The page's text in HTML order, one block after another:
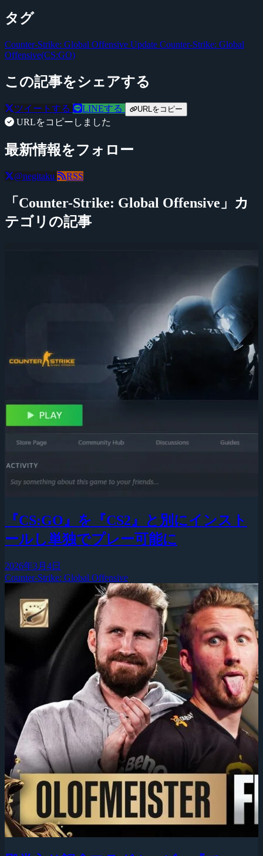
タグ
Counter-Strike: Global Offensive Update Counter-Strike: Global
Offensive(CS:GO)
この記事をシェアする
ツイートする LINEする URLをコピー
URLをコピーしました
最新情報をフォロー
@negitaku RSS
「Counter-Strike: Global Offensive」カ
テゴリの記事
『CS:GO』を『CS2』と別にインスト
ールし単独でプレー可能に
2026年3月4日
Counter-Strike: Global Offensive